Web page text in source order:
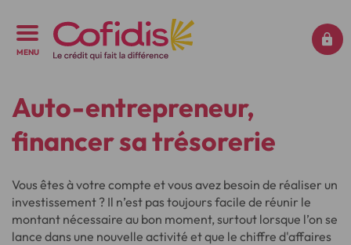
MENU
Auto-entrepreneur,
financer sa trésorerie
Vous êtes à votre compte et vous avez besoin de réaliser un
investissement ? Il n’est pas toujours facile de réunir le
montant nécessaire au bon moment, surtout lorsque l’on se
lance dans une nouvelle activité et que le chiffre d'affaires